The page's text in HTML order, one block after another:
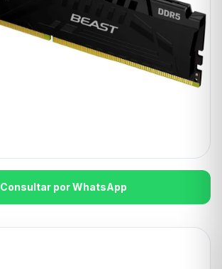
Consultar por WhatsApp